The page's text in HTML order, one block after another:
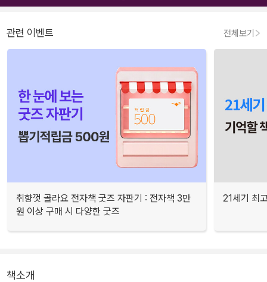
관련 이벤트 전체보기
취향껏 골라요 전자책 굿즈 자판기 : 전자책 3만
원 이상 구매 시 다양한 굿즈
21세기 최
책소개